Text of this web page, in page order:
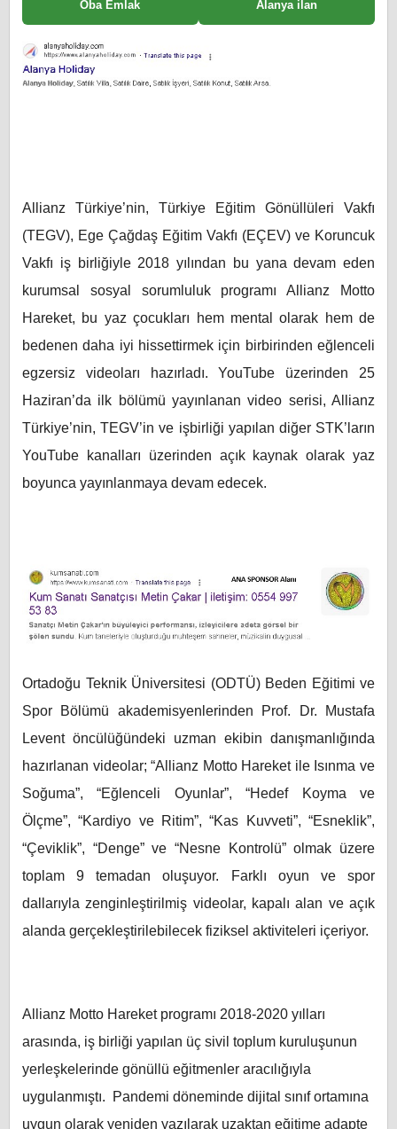
Oba Emlak Alanya ilan
Allianz Türkiye’nin, Türkiye Eğitim Gönüllüleri Vakfı
(TEGV), Ege Çağdaş Eğitim Vakfı (EÇEV) ve Koruncuk
Vakfı iş birliğiyle 2018 yılından bu yana devam eden
kurumsal sosyal sorumluluk programı Allianz Motto
Hareket, bu yaz çocukları hem mental olarak hem de
bedenen daha iyi hissettirmek için birbirinden eğlenceli
egzersiz videoları hazırladı. YouTube üzerinden 25
Haziran’da ilk bölümü yayınlanan video serisi, Allianz
Türkiye’nin, TEGV’in ve işbirliği yapılan diğer STK’ların
YouTube kanalları üzerinden açık kaynak olarak yaz
boyunca yayınlanmaya devam edecek.
Ortadoğu Teknik Üniversitesi (ODTÜ) Beden Eğitimi ve
Spor Bölümü akademisyenlerinden Prof. Dr. Mustafa
Levent öncülüğündeki uzman ekibin danışmanlığında
hazırlanan videolar; “Allianz Motto Hareket ile Isınma ve
Soğuma”, “Eğlenceli Oyunlar”, “Hedef Koyma ve
Ölçme”, “Kardiyo ve Ritim”, “Kas Kuvveti”, “Esneklik”,
“Çeviklik”, “Denge” ve “Nesne Kontrolü” olmak üzere
toplam 9 temadan oluşuyor. Farklı oyun ve spor
dallarıyla zenginleştirilmiş videolar, kapalı alan ve açık
alanda gerçekleştirilebilecek fiziksel aktiviteleri içeriyor.
Allianz Motto Hareket programı 2018-2020 yılları
arasında, iş birliği yapılan üç sivil toplum kuruluşunun
yerleşkelerinde gönüllü eğitmenler aracılığıyla
uygulanmıştı. Pandemi döneminde dijital sınıf ortamına
uygun olarak yeniden yazılarak uzaktan eğitime adapte